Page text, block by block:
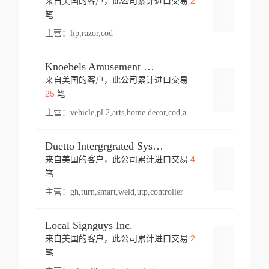
笔
主营： lip,razor,cod
Knoebels Amusement Resort
来自美国的客户，此公司累计进口交易
25笔
主营： vehicle,pl 2,arts,home decor,cod,amusement ride,sea
Duetto Intergrgrated Systems Inc.
来自美国的客户，此公司累计进口交易 4
笔
主营： gh,turn,smart,weld,utp,controller
Local Signguys Inc.
来自美国的客户，此公司累计进口交易 2
笔